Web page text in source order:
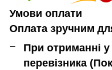
Умови оплати
Оплата зручним
При отриманні у
перевізника